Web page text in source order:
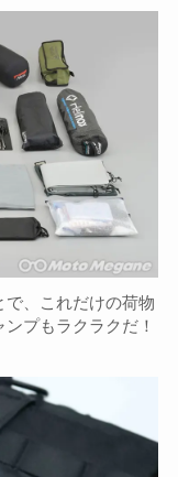
、これだけの荷物
プもラクラクだ！